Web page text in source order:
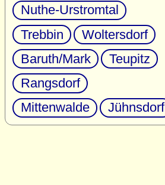
Nuthe-Urstromtal
Trebbin
Woltersdorf
Baruth/Mark
Teupitz
Rangsdorf
Mittenwalde
Jühnsdorf